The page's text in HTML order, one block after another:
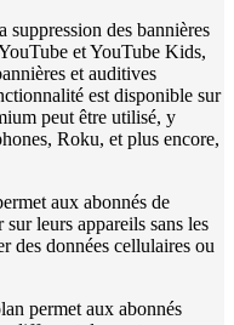
des bannières
et YouTube Kids,
et auditives
est disponible sur
peut être utilisé, y
Roku, et plus encore,
aux abonnés de
leurs appareils sans les
des données cellulaires ou
permet aux abonnés